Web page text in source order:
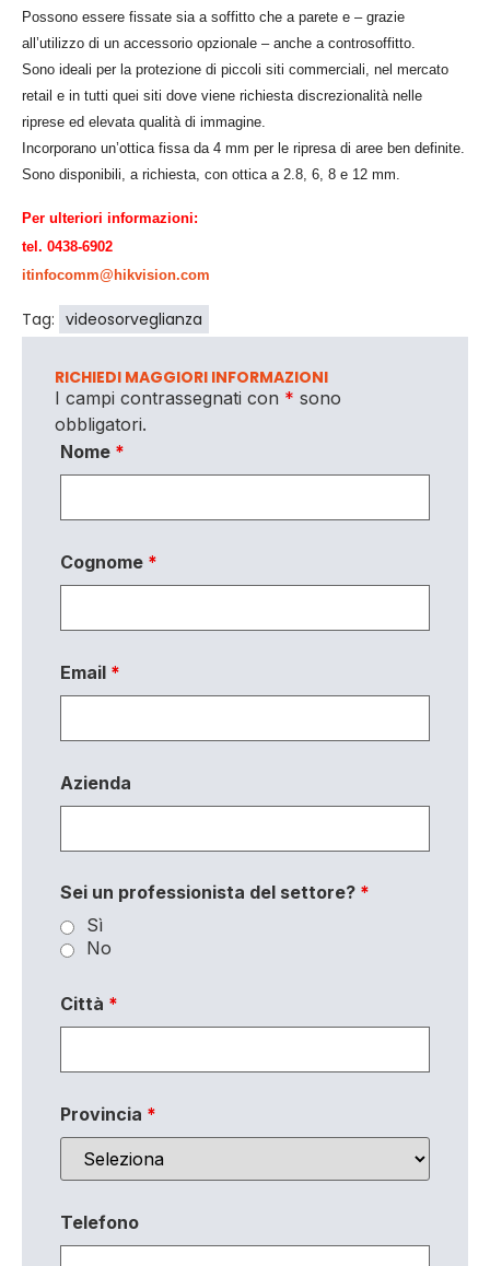
Possono essere fissate sia a soffitto che a parete e – grazie
all’utilizzo di un accessorio opzionale – anche a controsoffitto.
Sono ideali per la protezione di piccoli siti commerciali, nel mercato
retail e in tutti quei siti dove viene richiesta discrezionalità nelle
riprese ed elevata qualità di immagine.
Incorporano un’ottica fissa da 4 mm per le ripresa di aree ben definite.
Sono disponibili, a richiesta, con ottica a 2.8, 6, 8 e 12 mm.
Per ulteriori informazioni:
tel. 0438-6902
itinfocomm@hikvision.com
Tag: videosorveglianza
RICHIEDI MAGGIORI INFORMAZIONI
I campi contrassegnati con * sono
obbligatori.
Nome *
Cognome *
Email *
Azienda
Sei un professionista del settore? *
Sì
No
Città *
Provincia *
Telefono